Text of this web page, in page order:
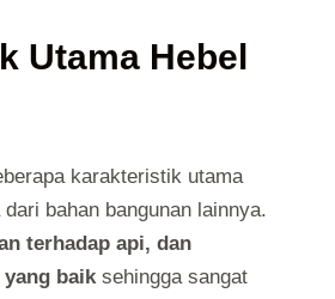
Utama Hebel
karakteristik utama
bahan bangunan lainnya.
terhadap api, dan
baiksehingga sangat